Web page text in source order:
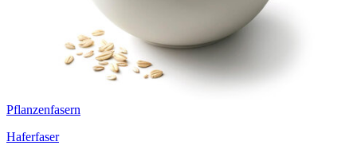
Pflanzenfasern
Haferfaser